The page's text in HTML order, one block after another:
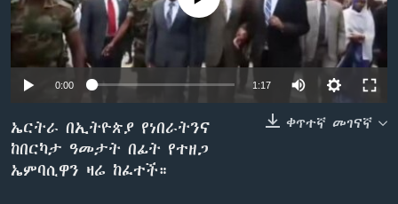
ቋንቋዎች
0:00 1:17
ቀጥተኛ መገናኛ
ኤርትራ በኢትዮጵያ የነበራትንና
ከበርካታ ዓመታት በፊት የተዘጋ
ኤምባሲዋን ዛሬ ከፈተች።